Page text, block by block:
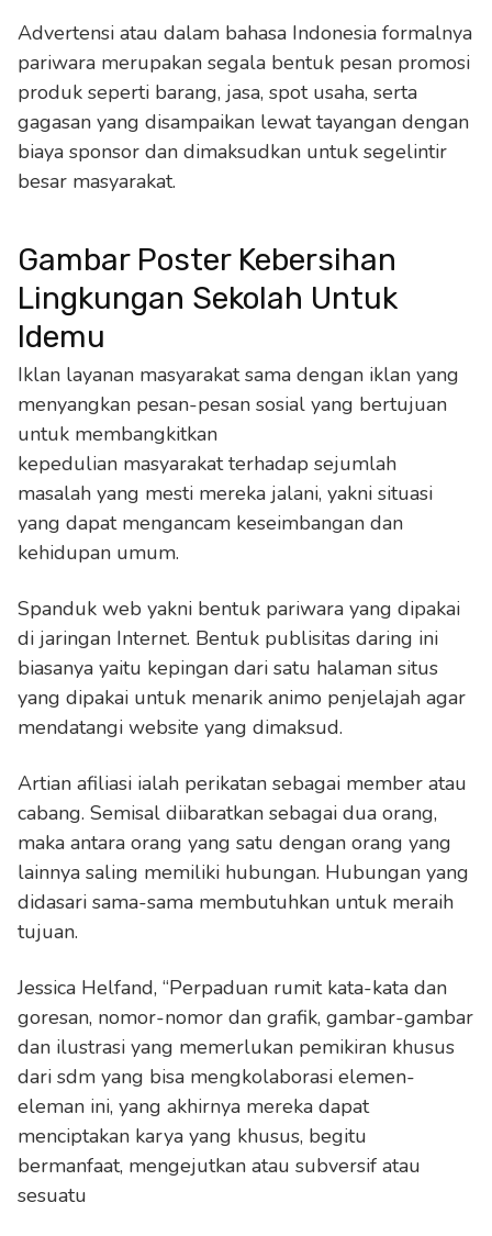
Advertensi atau dalam bahasa Indonesia formalnya
pariwara merupakan segala bentuk pesan promosi
produk seperti barang, jasa, spot usaha, serta
gagasan yang disampaikan lewat tayangan dengan
biaya sponsor dan dimaksudkan untuk segelintir
besar masyarakat.
Gambar Poster Kebersihan
Lingkungan Sekolah Untuk
Idemu
Iklan layanan masyarakat sama dengan iklan yang
menyangkan pesan-pesan sosial yang bertujuan
untuk membangkitkan
kepedulian masyarakat terhadap sejumlah
masalah yang mesti mereka jalani, yakni situasi
yang dapat mengancam keseimbangan dan
kehidupan umum.
Spanduk web yakni bentuk pariwara yang dipakai
di jaringan Internet. Bentuk publisitas daring ini
biasanya yaitu kepingan dari satu halaman situs
yang dipakai untuk menarik animo penjelajah agar
mendatangi website yang dimaksud.
Artian afiliasi ialah perikatan sebagai member atau
cabang. Semisal diibaratkan sebagai dua orang,
maka antara orang yang satu dengan orang yang
lainnya saling memiliki hubungan. Hubungan yang
didasari sama-sama membutuhkan untuk meraih
tujuan.
Jessica Helfand, “Perpaduan rumit kata-kata dan
goresan, nomor-nomor dan grafik, gambar-gambar
dan ilustrasi yang memerlukan pemikiran khusus
dari sdm yang bisa mengkolaborasi elemen-
eleman ini, yang akhirnya mereka dapat
menciptakan karya yang khusus, begitu
bermanfaat, mengejutkan atau subversif atau
sesuatu